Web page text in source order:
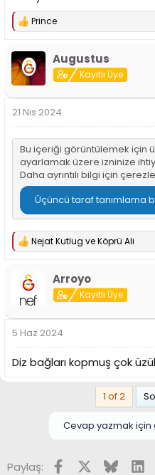
T
p
k
i
l
:
Prince
Augustus
Kayıtlı Üye
21 Nis 2024
Bu içeriği görüntülemek için
ayarlamak üzere izninize
Daha ayrıntılı bilgi için
Üçüncü taraf tanımlama
T
Nejat Kutlug veKöprü Ali
Arroyo
Kayıtlı Üye
5 Haz 2024
Diz bağları kopmuş çok
1 of 2
Cevap yazmak için
Paylaş: FacebookX (Twitter)
Bluesky